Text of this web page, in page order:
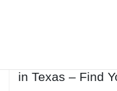
in Texas – Find